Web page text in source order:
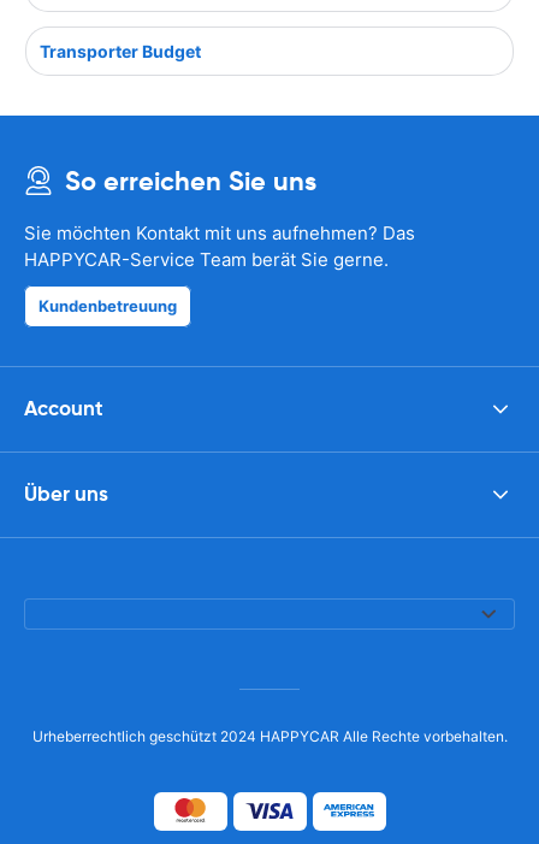
Transporter Budget
So erreichen Sie uns
Sie möchten Kontakt mit uns aufnehmen? Das
HAPPYCAR-Service Team berät Sie gerne.
Kundenbetreuung
Account
Über uns
Urheberrechtlich geschützt 2024 HAPPYCAR Alle Rechte vorbehalten.